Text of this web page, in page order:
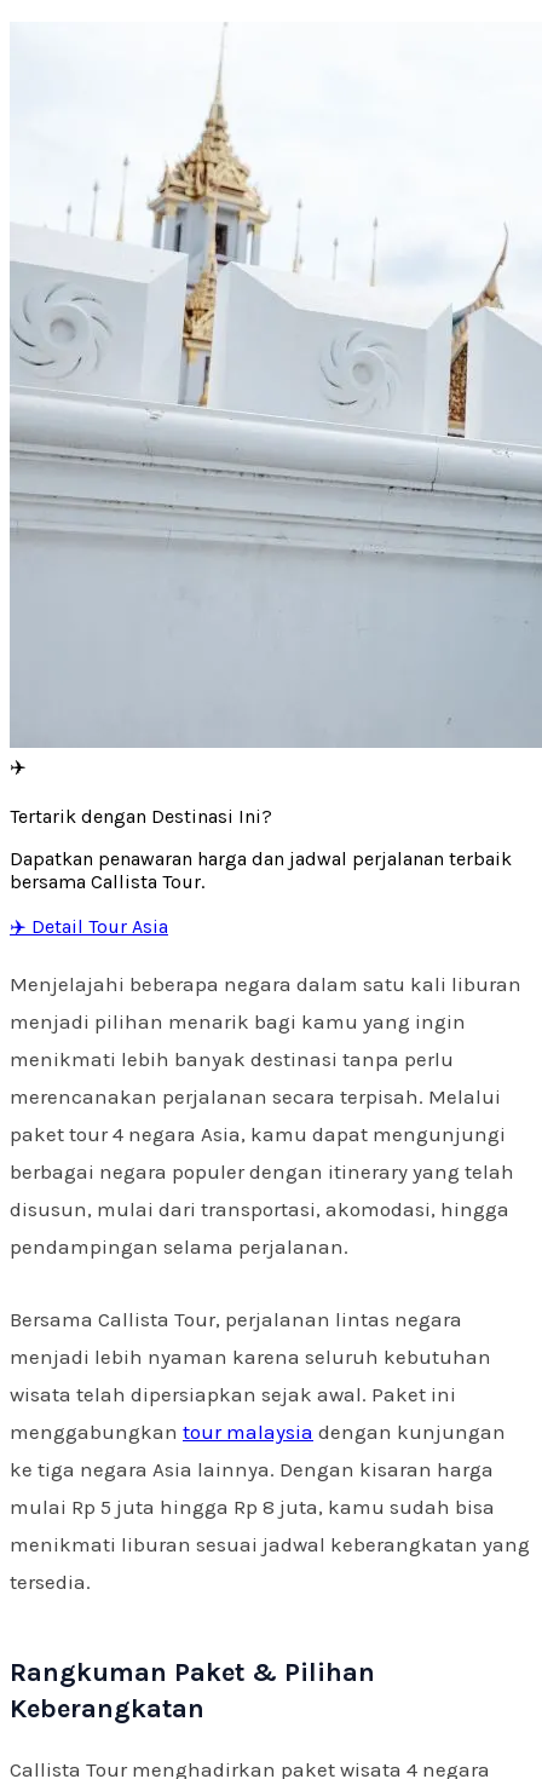
✈️
Tertarik dengan Destinasi Ini?
Dapatkan penawaran harga dan jadwal perjalanan terbaik
bersama Callista Tour.
✈️ Detail Tour Asia
Menjelajahi beberapa negara dalam satu kali liburan
menjadi pilihan menarik bagi kamu yang ingin
menikmati lebih banyak destinasi tanpa perlu
merencanakan perjalanan secara terpisah. Melalui
paket tour 4 negara Asia, kamu dapat mengunjungi
berbagai negara populer dengan itinerary yang telah
disusun, mulai dari transportasi, akomodasi, hingga
pendampingan selama perjalanan.
Bersama Callista Tour, perjalanan lintas negara
menjadi lebih nyaman karena seluruh kebutuhan
wisata telah dipersiapkan sejak awal. Paket ini
menggabungkan tour malaysia dengan kunjungan
ke tiga negara Asia lainnya. Dengan kisaran harga
mulai Rp 5 juta hingga Rp 8 juta, kamu sudah bisa
menikmati liburan sesuai jadwal keberangkatan yang
tersedia.
Rangkuman Paket & Pilihan
Keberangkatan
Callista Tour menghadirkan paket wisata 4 negara